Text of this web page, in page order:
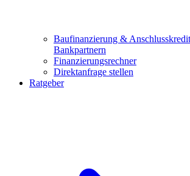
Baufinanzierung & Anschlusskredit
Bankpartnern
Finanzierungsrechner
Direktanfrage stellen
Ratgeber